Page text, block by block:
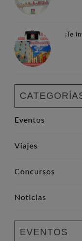
¡Te
Eventos
Viajes
Concursos
Noticias
EVENTOS